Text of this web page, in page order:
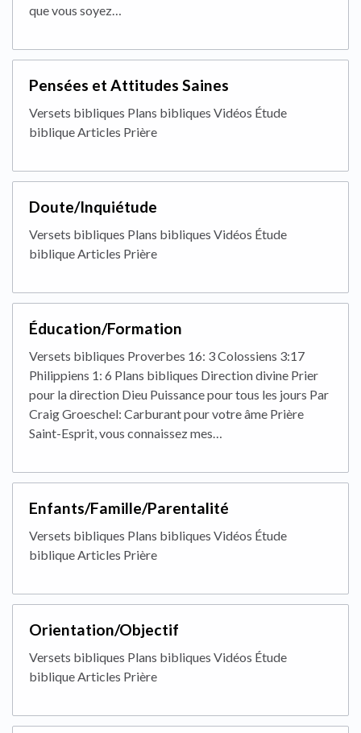
que vous soyez…
Pensées et Attitudes Saines
Versets bibliques Plans bibliques Vidéos Étude
biblique Articles Prière
Doute/Inquiétude
Versets bibliques Plans bibliques Vidéos Étude
biblique Articles Prière
Éducation/Formation
Versets bibliques Proverbes 16: 3 Colossiens 3:17
Philippiens 1: 6 Plans bibliques Direction divine Prier
pour la direction Dieu Puissance pour tous les jours Par
Craig Groeschel: Carburant pour votre âme Prière
Saint-Esprit, vous connaissez mes…
Enfants/Famille/Parentalité
Versets bibliques Plans bibliques Vidéos Étude
biblique Articles Prière
Orientation/Objectif
Versets bibliques Plans bibliques Vidéos Étude
biblique Articles Prière